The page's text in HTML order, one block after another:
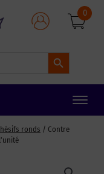
Search Button
0
Toggle
ronds / Contre